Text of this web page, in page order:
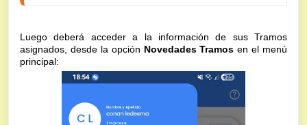
Luego deberá acceder a la información de sus Tramos
asignados, desde la opción Novedades Tramos en el menú
principal: